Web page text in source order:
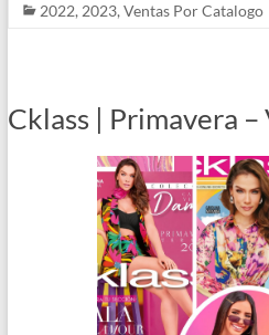
2022, 2023, Ventas Por Catalogo
Cklass | Primavera